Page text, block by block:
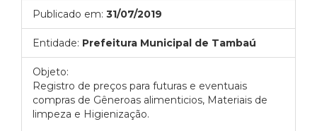
Publicado em: 31/07/2019
Entidade: Prefeitura Municipal de Tambaú
Objeto:
Registro de preços para futuras e eventuais
compras de Gêneroas alimenticios, Materiais de
limpeza e Higienização.